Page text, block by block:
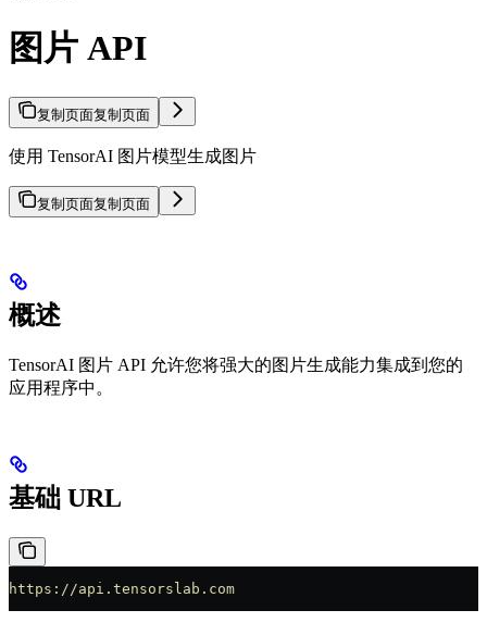
图片 API
复制页面复制页面
使用 TensorAI 图片模型生成图片
复制页面复制页面
概述
TensorAI 图片 API 允许您将强大的图片生成能力集成到您的
应用程序中。
基础 URL
https://api.tensorslab.com